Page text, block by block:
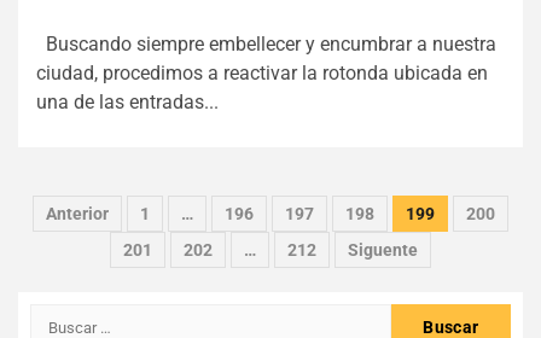
Buscando siempre embellecer y encumbrar a nuestra
ciudad, procedimos a reactivar la rotonda ubicada en
una de las entradas...
Paginación
Anterior 1 … 196 197 198 199
200
201
202 … 212 Siguente
Buscar: